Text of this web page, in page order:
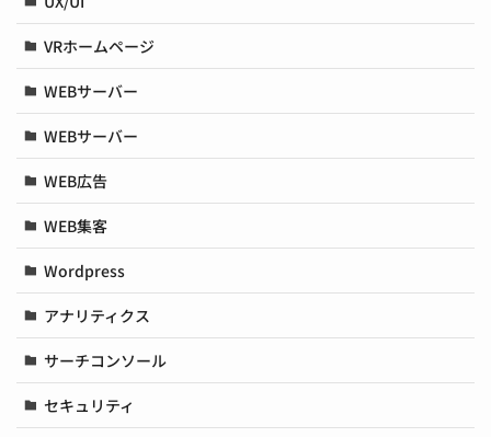
VRホームページ
WEBサーバー
WEBサーバー
WEB広告
WEB集客
Wordpress
アナリティクス
サーチコンソール
セキュリティ